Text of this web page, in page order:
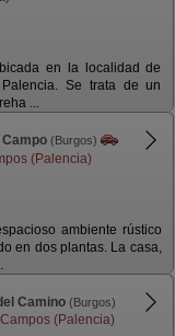
en la localidad de
Se trata de un
...
(Burgos)
(Palencia)
ambiente rústico
en dos plantas. La casa,
Camino (Burgos)
(Palencia)